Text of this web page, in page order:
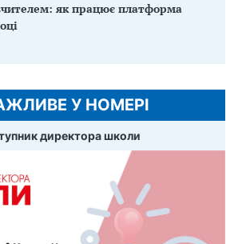
як працює платформа
У НОМЕРІ
директора школи